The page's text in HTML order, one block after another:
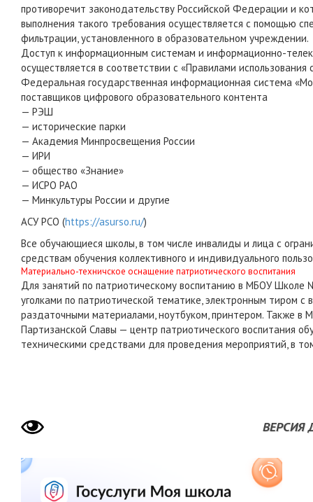
противоречит законодательству Российской Федерации и
выполнения такого требования осуществляется с помощью
фильтрации, установленного в образовательном учреждении.
Доступ к информационным системам и информационно-
осуществляется в соответствии с «Правилами использования
Федеральная государственная информационная система
поставщиков цифрового образовательного контента
— РЭШ
— исторические парки
— Академия Минпросвещения России
— ИРИ
— общество «Знание»
— ИСРО РАО
— Минкультуры России и другие
АСУ РСО (https://asurso.ru/)
Все обучающиеся школы, в том числе инвалиды и лица с
средствам обучения коллективного и индивидуального
Материально-техничское оснащение патриотического воспитания
Для занятий по патриотическому воспитанию в МБОУ Школе
уголками по патриотической тематике, электронным тиром
раздаточными материалами, ноутбуком, принтером. Также
Партизанской Славы — центр патриотического воспитания
техническими средствами для проведения мероприятий, в
ВЕРСИЯ